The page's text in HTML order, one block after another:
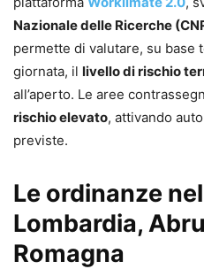
Nazionale delle Ricerche
permette di valutare, su base
giornata, il livello di rischio
all’aperto. Le aree
rischio elevato, attivando
previste.
Le ordinanze
Lombardia,
Romagna